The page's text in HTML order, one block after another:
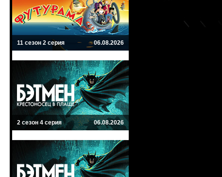
11 сезон 2 серия 06.08.2026
2 сезон 4 серия 06.08.2026